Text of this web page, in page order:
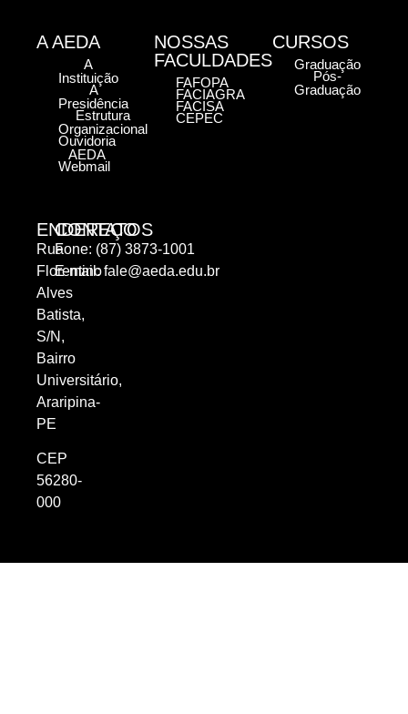
ENDEREÇO
Rua
Florentino
Alves
Batista,
S/N,
Bairro
Universitário,
Araripina-
PE
CEP
56280-
000
CONTATOS
Fone: (87) 3873-1001
E-mail:fale@aeda.edu.br
A AEDA
A
Instituição
A
Presidência
Estrutura
Organizacional
Ouvidoria
AEDA
Webmail
NOSSAS
FACULDADES
FAFOPA
FACIAGRA
FACISA
CEPEC
CURSOS
Graduação
Pós-
Graduação